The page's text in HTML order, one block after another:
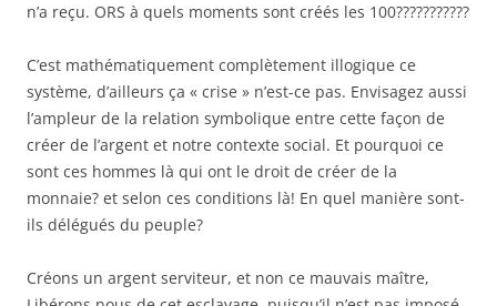
n’a reçu. ORS à quels moments sont créés les 100???????????
C’est mathématiquement complètement illogique ce
système, d’ailleurs ça « crise » n’est-ce pas. Envisagez aussi
l’ampleur de la relation symbolique entre cette façon de
créer de l’argent et notre contexte social. Et pourquoi ce
sont ces hommes là qui ont le droit de créer de la
monnaie? et selon ces conditions là! En quel manière sont-
ils délégués du peuple?
Créons un argent serviteur, et non ce mauvais maître,